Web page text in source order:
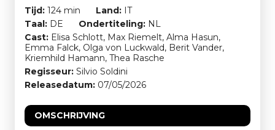
Tijd: 124 min Land: IT
Taal: DE Ondertiteling: NL
Cast: Elisa Schlott, Max Riemelt, Alma Hasun,
Emma Falck, Olga von Luckwald, Berit Vander,
Kriemhild Hamann, Thea Rasche
Regisseur: Silvio Soldini
Releasedatum: 07/05/2026
OMSCHRIJVING